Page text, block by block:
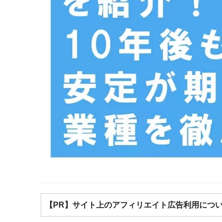
【PR】サイト上のアフィリエイト広告利用につ